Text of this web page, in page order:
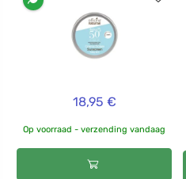
18,95 €
Op voorraad - verzending vandaag